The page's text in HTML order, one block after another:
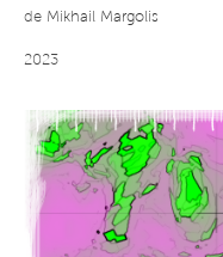
de Mikhail Margolis
2023